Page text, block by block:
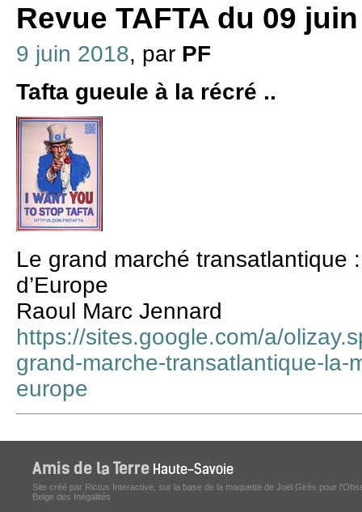
Revue TAFTA du 09
9 juin 2018, par PF
Tafta gueule à la récré ..
Le grand marché transatlantique
d’Europe
Raoul Marc Jennard
https://sites.google.com/a/
grand-marche-transatlantique-la-
europe
Site créé par Rictus Interactive, sur la base de la maquette de Joël Girès pour
Belge des Inégalités